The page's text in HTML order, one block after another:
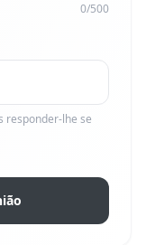
0/500
responder-lhe se